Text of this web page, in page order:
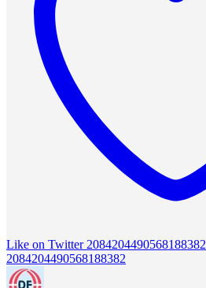
Like on Twitter 2084204490568188382
2084204490568188382